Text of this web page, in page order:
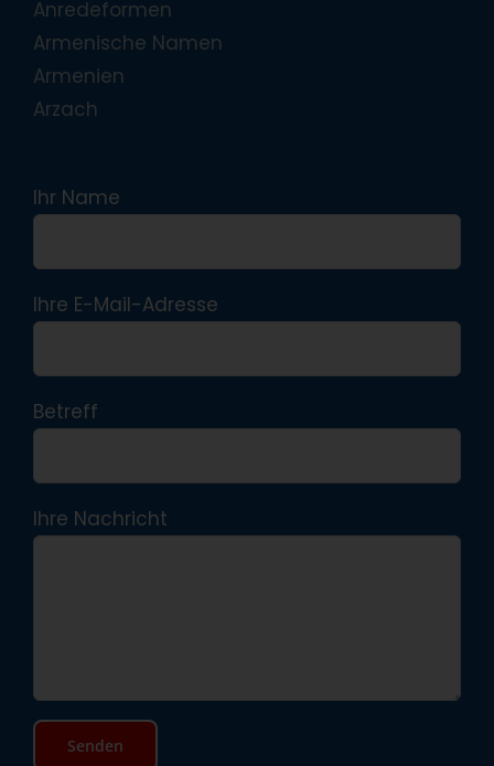
Anredeformen
Armenische Namen
Armenien
Arzach
Ihr Name
Ihre E-Mail-Adresse
Betreff
Ihre Nachricht